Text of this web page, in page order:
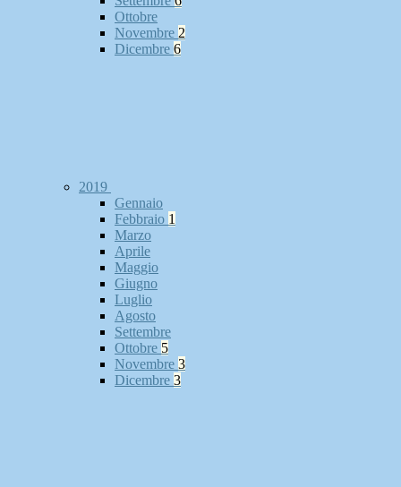
Ottobre
Novembre 2
Dicembre 6
2019
Gennaio
Febbraio 1
Marzo
Aprile
Maggio
Giugno
Luglio
Agosto
Settembre
Ottobre 5
Novembre 3
Dicembre 3